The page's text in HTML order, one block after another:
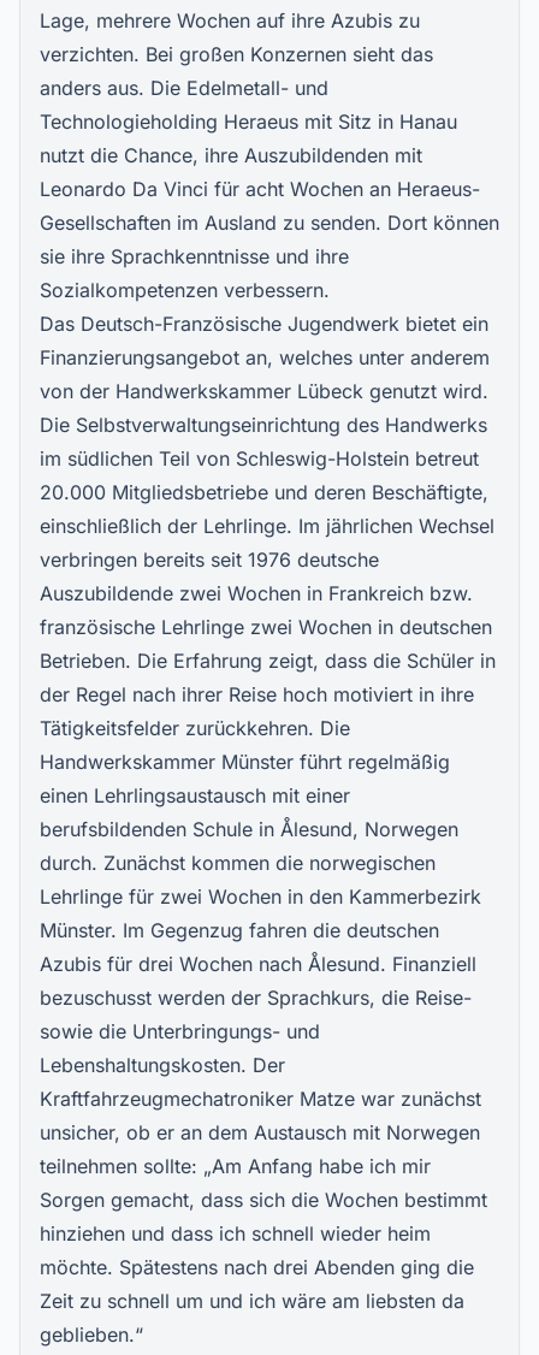
Lage, mehrere Wochen auf ihre Azubis zu
verzichten. Bei großen Konzernen sieht das
anders aus. Die Edelmetall- und
Technologieholding Heraeus mit Sitz in Hanau
nutzt die Chance, ihre Auszubildenden mit
Leonardo Da Vinci für acht Wochen an Heraeus-
Gesellschaften im Ausland zu senden. Dort können
sie ihre Sprachkenntnisse und ihre
Sozialkompetenzen verbessern.
Das Deutsch-Französische Jugendwerk bietet ein
Finanzierungsangebot an, welches unter anderem
von der Handwerkskammer Lübeck genutzt wird.
Die Selbstverwaltungseinrichtung des Handwerks
im südlichen Teil von Schleswig-Holstein betreut
20.000 Mitgliedsbetriebe und deren Beschäftigte,
einschließlich der Lehrlinge. Im jährlichen Wechsel
verbringen bereits seit 1976 deutsche
Auszubildende zwei Wochen in Frankreich bzw.
französische Lehrlinge zwei Wochen in deutschen
Betrieben. Die Erfahrung zeigt, dass die Schüler in
der Regel nach ihrer Reise hoch motiviert in ihre
Tätigkeitsfelder zurückkehren. Die
Handwerkskammer Münster führt regelmäßig
einen Lehrlingsaustausch mit einer
berufsbildenden Schule in Ålesund, Norwegen
durch. Zunächst kommen die norwegischen
Lehrlinge für zwei Wochen in den Kammerbezirk
Münster. Im Gegenzug fahren die deutschen
Azubis für drei Wochen nach Ålesund. Finanziell
bezuschusst werden der Sprachkurs, die Reise-
sowie die Unterbringungs- und
Lebenshaltungskosten. Der
Kraftfahrzeugmechatroniker Matze war zunächst
unsicher, ob er an dem Austausch mit Norwegen
teilnehmen sollte: „Am Anfang habe ich mir
Sorgen gemacht, dass sich die Wochen bestimmt
hinziehen und dass ich schnell wieder heim
möchte. Spätestens nach drei Abenden ging die
Zeit zu schnell um und ich wäre am liebsten da
geblieben.“